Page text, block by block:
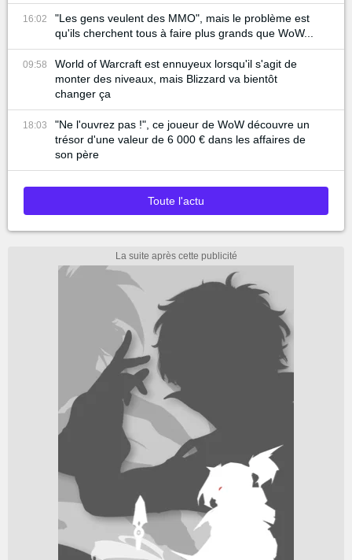
16:02
"Les gens veulent des MMO", mais le problème est
qu'ils cherchent tous à faire plus grands que WoW...
09:58
World of Warcraft est ennuyeux lorsqu'il s'agit de
monter des niveaux, mais Blizzard va bientôt
changer ça
18:03
"Ne l'ouvrez pas !", ce joueur de WoW découvre un
trésor d'une valeur de 6 000 € dans les affaires de
son père
Toute l'actu